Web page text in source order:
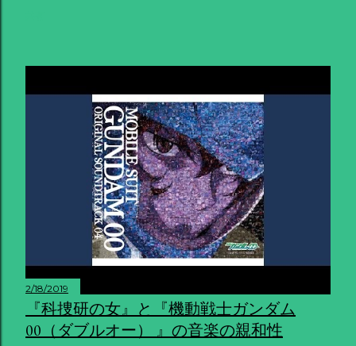
2/18/2019
『科捜研の女』と『機動戦士ガンダム
00（ダブルオー） 』の音楽の親和性